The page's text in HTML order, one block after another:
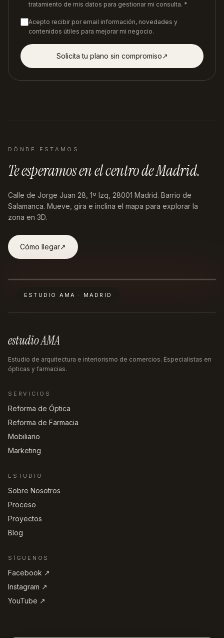
tratamiento de mis datos para gestionar mi consulta. *
Acepto recibir por email información, novedades y
contenidos útiles para mejorar mi negocio.
Solicita tu plano sin compromiso↗︎
DÓNDE ESTAMOS
Te esperamos enel centro de Madrid.
Calle de Jorge Juan 28, 1º Izq, 28001 Madrid. Barrio de
Salamanca. Mueve, gira e inclina el mapa para explorar la
zona en 3D.
Cómo llegar↗︎
ESTUDIO AMA · MADRID
estudio AMA
Estudio de arquitectura e interiorismo de comercios. Especialistas en
ópticas y farmacias.
SERVICIOS
Reforma de Óptica
Reforma de Farmacia
Mobiliario
Marketing
ESTUDIO
Sobre Nosotros
Proceso
Proyectos
Blog
SÍGUENOS
Facebook ↗︎
Instagram ↗︎
YouTube ↗︎